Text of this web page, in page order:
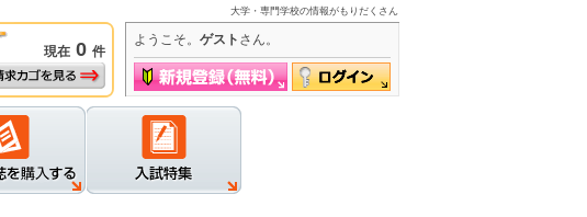
大学・専門学校の情報がもりだくさん
現在 0 件
ログイン
ようこそ。 ゲスト さん。